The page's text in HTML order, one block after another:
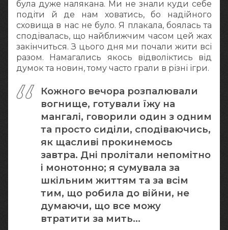
була дуже налякана. Ми не знали куди себе
подіти й де нам ховатись, бо надійного
сховища в нас не було. Я плакала, боялась та
сподівалась, що найближчим часом цей жах
закінчиться. З цього дня ми почали жити всі
разом. Намагались якось відволіктись від
думок та новин, тому часто грали в різні ігри.
Кожного вечора розпалювали
вогнище, готували їжу на
мангалі, говорили один з одним
та просто сиділи, сподіваючись,
як щасливі прокинемось
завтра. Дні пролітали непомітно
і монотонно; я сумувала за
шкільним життям та за всім
тим, що робила до війни, не
думаючи, що все можу
втратити за мить…